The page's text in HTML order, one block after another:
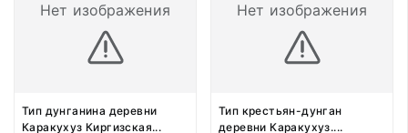
Нет изображения
Тип дунганина деревни
Каракухуз Киргизская...
Нет изображения
Тип крестьян-дунган
деревни Каракухуз....